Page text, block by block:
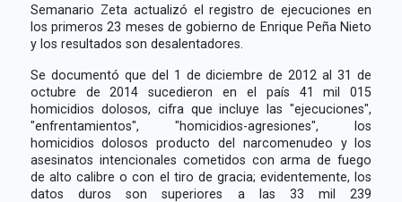
Semanario Zeta actualizó el registro de ejecuciones en
los primeros 23 meses de gobierno de Enrique Peña Nieto
y los resultados son desalentadores.
Se documentó que del 1 de diciembre de 2012 al 31 de
octubre de 2014 sucedieron en el país 41 mil 015
homicidios dolosos, cifra que incluye las "ejecuciones",
"enfrentamientos", "homicidios-agresiones", los
homicidios dolosos producto del narcomenudeo y los
asesinatos intencionales cometidos con arma de fuego
de alto calibre o con el tiro de gracia; evidentemente, los
datos duros son superiores a las 33 mil 239